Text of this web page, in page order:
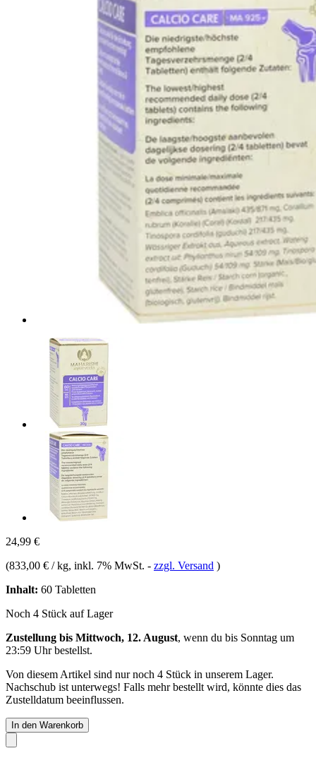
24,99 €
(833,00 € / kg, inkl. 7% MwSt. - zzgl. Versand )
Inhalt: 60 Tabletten
Noch 4 Stück auf Lager
Zustellung bis Mittwoch, 12. August, wenn du bis Sonntag um
23:59 Uhrbestellst.
Von diesem Artikel sind nur noch 4 Stück in unserem Lager.
Nachschub ist unterwegs! Falls mehr bestellt wird, könnte dies das
Zustelldatum beeinflussen.
In den Warenkorb